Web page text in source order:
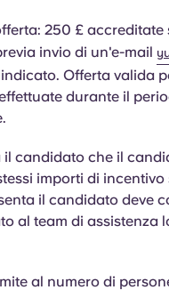
250 £ accreditate
invio di un'e-mail
Offerta valida
durante il
il candidato che il
importi di incentivo
il candidato deve
al team di assistenza
al numero di